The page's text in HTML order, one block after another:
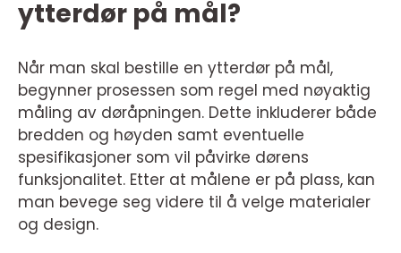
ytterdør på mål?
Når man skal bestille en ytterdør på mål,
begynner prosessen som regel med nøyaktig
måling av døråpningen. Dette inkluderer både
bredden og høyden samt eventuelle
spesifikasjoner som vil påvirke dørens
funksjonalitet. Etter at målene er på plass, kan
man bevege seg videre til å velge materialer
og design.